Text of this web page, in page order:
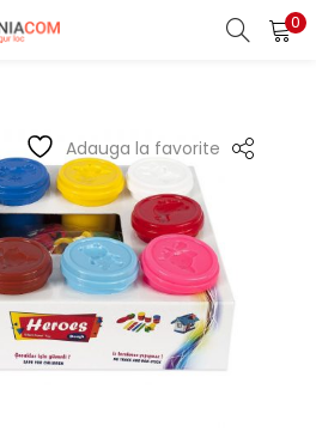
0
REGISTER
Adauga la favorite